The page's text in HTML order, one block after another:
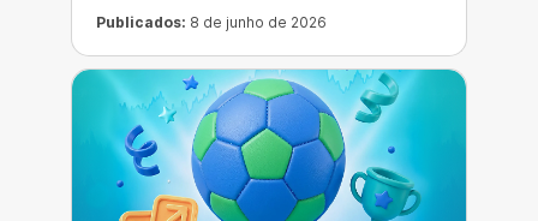
Publicados: 8 de junho de 2026